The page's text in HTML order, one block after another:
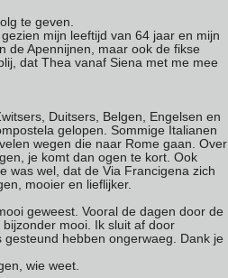
te geven.
mijn leeftijd van 64 jaar en mijn
de Apennijnen, maar ook de fikse
dat Thea vanaf Siena met me mee
Duitsers, Belgen, Engelsen en
gelopen. Sommige Italianen
wegen die naar Rome gaan. Over
je komt dan ogen te kort. Ook
was wel, dat de Via Francigena zich
mooier en lieflijker.
geweest. Vooral de dagen door de
mooi. Ik sluit af door
hebben ongerwaeg. Dank je
wie weet.